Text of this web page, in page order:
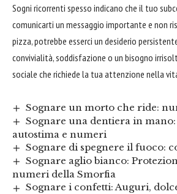
Sogni ricorrenti spesso indicano che il tuo
comunicarti un messaggio importante e non
pizza, potrebbe esserci un desiderio
convivialità, soddisfazione o un bisogno
sociale che richiede la tua attenzione nella
Sognare un morto che ride:
Sognare una dentiera in
autostima e numeri
Sognare di spegnere il fuoco:
Sognare aglio bianco:
numeri della Smorfia
Sognare i confetti: Auguri,